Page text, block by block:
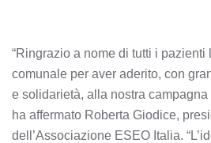
“Ringrazio a nome di tutti i pazienti
comunale per aver aderito, con
e solidarietà, alla nostra
ha affermato Roberta Giodice,
dell’Associazione ESEO Italia.